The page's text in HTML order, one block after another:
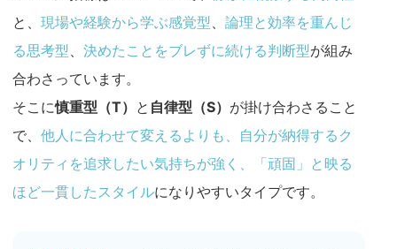
と、 現場や経験から学ぶ感覚型
論理と効率を重んじ
る思考型
決めたことをブレずに続ける判断型が組み
合わさっています。
そこに慎重型（T） と 自律型（S） が掛け合わさること
で、 他人に合わせて変えるよりも、自分が納得するク
オリティを追求したい気持ちが強く、「頑固」と映る
ほど一貫したスタイルになりやすいタイプです。